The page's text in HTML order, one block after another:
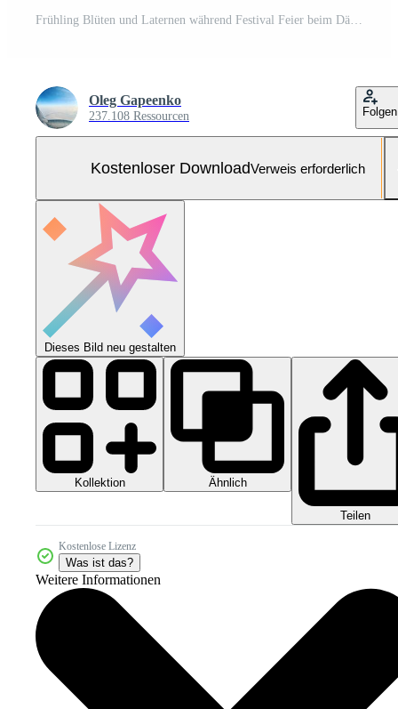
Frühling Blüten und Laternen während Festival Feier beim Dämmerung Kostenloses Foto
Oleg Gapeenko
237.108 Ressourcen Folgen
Kostenloser DownloadVerweis erforderlich
Dieses Bild neu gestalten
Kollektion Ähnlich
Teilen
Kostenlose Lizenz
Was ist das?
Weitere Informationen